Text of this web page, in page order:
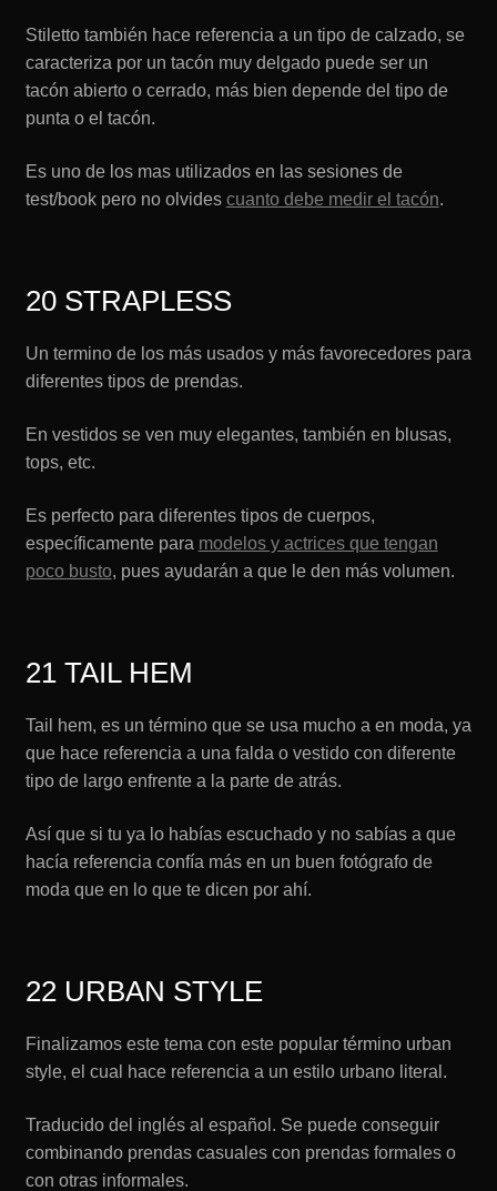
Stiletto también hace referencia a un tipo de calzado, se
caracteriza por un tacón muy delgado puede ser un
tacón abierto o cerrado, más bien depende del tipo de
punta o el tacón.
Es uno de los mas utilizados en las sesiones de
test/book pero no olvides cuanto debe medir el tacón.
20 STRAPLESS
Un termino de los más usados y más favorecedores para
diferentes tipos de prendas.
En vestidos se ven muy elegantes, también en blusas,
tops, etc.
Es perfecto para diferentes tipos de cuerpos,
específicamente para modelos y actrices que tengan
poco busto, pues ayudarán a que le den más volumen.
21 TAIL HEM
Tail hem, es un término que se usa mucho a en moda, ya
que hace referencia a una falda o vestido con diferente
tipo de largo enfrente a la parte de atrás.
Así que si tu ya lo habías escuchado y no sabías a que
hacía referencia confía más en un buen fotógrafo de
moda que en lo que te dicen por ahí.
22 URBAN STYLE
Finalizamos este tema con este popular término urban
style, el cual hace referencia a un estilo urbano literal.
Traducido del inglés al español. Se puede conseguir
combinando prendas casuales con prendas formales o
con otras informales.